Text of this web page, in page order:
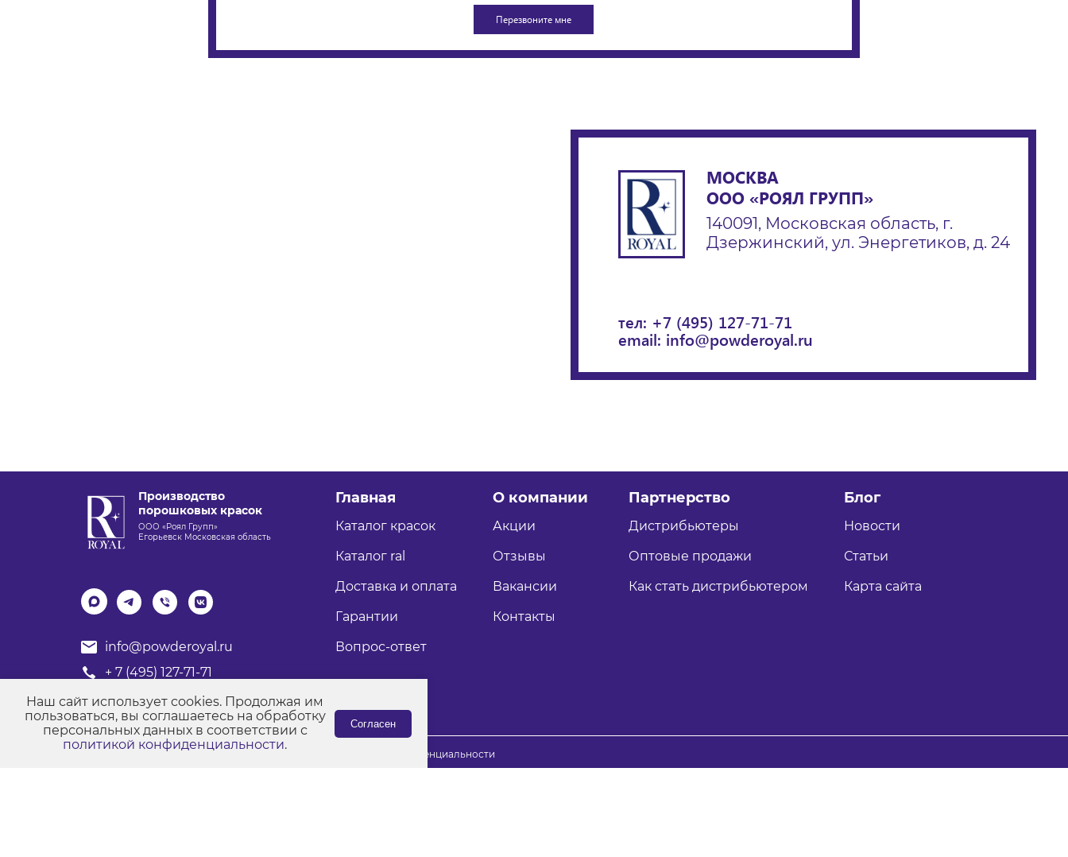
МОСКВА
ООО «РОЯЛ ГРУПП»
140091, Московская область, г.
Дзержинский, ул. Энергетиков, д. 24
тел: +7 (495) 127-71-71
email: info@powderoyal.ru
Производство
порошковых красок
ООО «Роял Групп»
Егорьевск Московская область
info@powderoyal.ru
+ 7 (495) 127-71-71
График работы: Пн-Пт
Время работы: с 8:00 до 17:00
Главная
Каталог красок
Каталог ral
Доставка и оплата
Гарантии
Вопрос-ответ
О компании
Акции
Отзывы
Вакансии
Контакты
Партнерство
Дистрибьютеры
Оптовые продажи
Как стать дистрибьютером
Блог
Новости
Статьи
Карта сайта
© Порошковые краски "Роял Групп" 2017-2026 Политика конфиденциальности
Наш сайт использует cookies. Продолжая им
пользоваться, вы соглашаетесь на обработку
персональных данных в соответствии с
политикой конфиденциальности.
Согласен